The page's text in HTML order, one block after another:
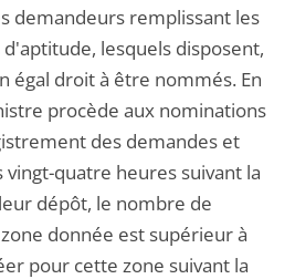
demandeurs remplissant les
lesquels disposent,
égal droit à être nommés. En
procède aux nominations
des demandes et
vingt-quatre heures suivant la
dépôt, le nombre de
donnée est supérieur à
pour cette zone suivant la